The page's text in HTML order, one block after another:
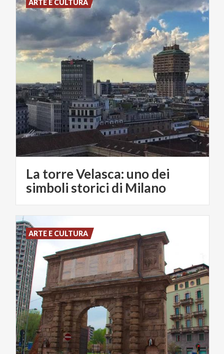
La torre Velasca: uno dei
simboli storici di Milano
ARTE E CULTURA
ARTE E CULTURA